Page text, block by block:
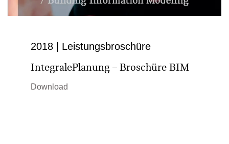
2018 | Leistungsbroschüre
IntegralePlanung – Broschüre BIM
Download